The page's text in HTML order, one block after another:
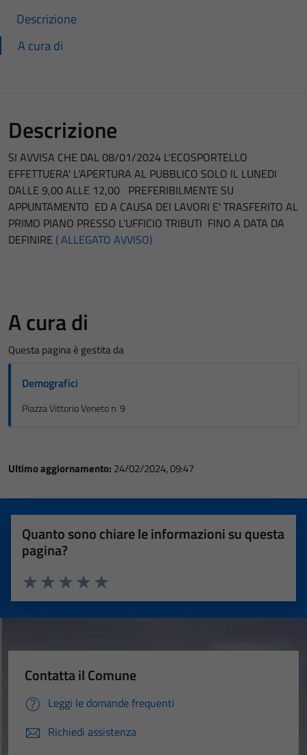
Descrizione
A cura di
Descrizione
SI AVVISA CHE DAL 08/01/2024 L'ECOSPORTELLO
EFFETTUERA' L'APERTURA AL PUBBLICO SOLO IL LUNEDI
DALLE 9,00 ALLE 12,00 PREFERIBILMENTE SU
APPUNTAMENTO ED A CAUSA DEI LAVORI E' TRASFERITO AL
PRIMO PIANO PRESSO L'UFFICIO TRIBUTI FINO A DATA DA
DEFINIRE ( ALLEGATO AVVISO)
A cura di
Questa pagina è gestita da
Demografici
Piazza Vittorio Veneto n. 9
Ultimo aggiornamento: 24/02/2024, 09:47
Quanto sono chiare le informazioni su questa
pagina?
Valuta 5 stelle su 5
Valuta 4 stelle su 5
Valuta 3 stelle su 5
Valuta 2 stelle su 5
Valuta 1 stelle su 5
Contatta il Comune
Leggi le domande frequenti
Richiedi assistenza